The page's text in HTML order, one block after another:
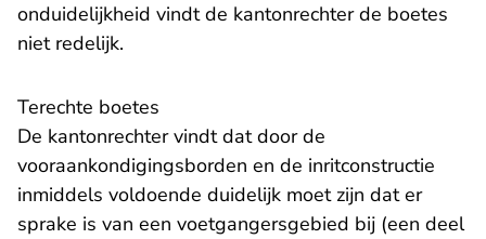
onduidelijkheid vindt de kantonrechter de boetes
niet redelijk.
Terechte boetes
De kantonrechter vindt dat door de
vooraankondigingsborden en de inritconstructie
inmiddels voldoende duidelijk moet zijn dat er
sprake is van een voetgangersgebied bij (een deel